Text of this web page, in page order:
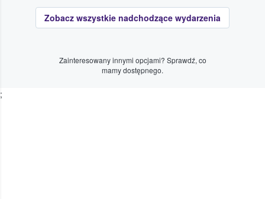
Zobacz wszystkie nadchodzące wydarzenia
Zainteresowany innymi opcjami? Sprawdź, co
mamy dostępnego.
;